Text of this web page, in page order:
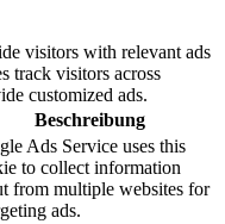
visitors with relevant ads
track visitors across
customized ads.
Beschreibung
Ads Service uses this
to collect information
from multiple websites for
ads.